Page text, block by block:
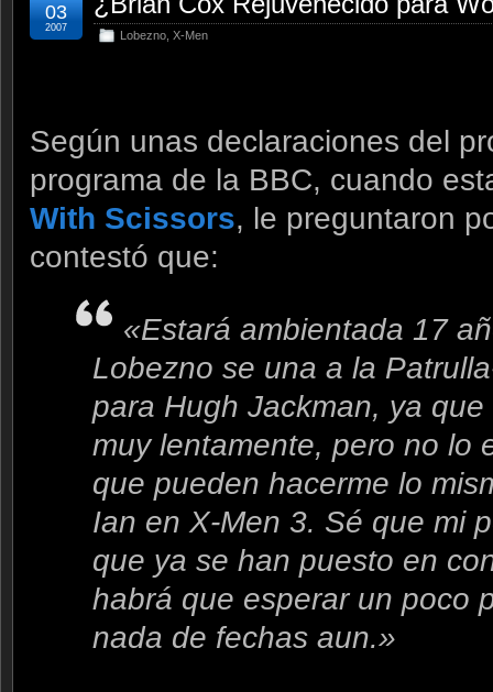
Lobezno X-Men
03
2007
Según unas declaraciones del
programa de la BBC, cuando
With Scissors, le preguntaron
contestó que:
«Estará ambientada 17
Lobezno se una a la
para Hugh Jackman, ya
muy lentamente, pero no lo
que pueden hacerme lo
Ian en X-Men 3. Sé que mi
que ya se han puesto en
habrá que esperar un poco
nada de fechas aun.»